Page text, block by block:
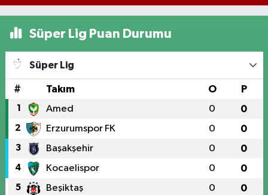
Süper Lig Puan Durumu
Süper Lig
# Takım O P
1 Amed 0 0
2 Erzurumspor FK 0 0
3 Başakşehir 0 0
4 Kocaelispor 0 0
5 Beşiktaş 0 0